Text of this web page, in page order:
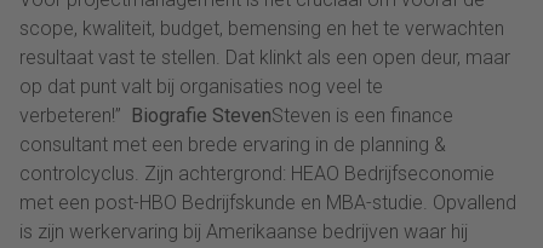
scope, kwaliteit, budget, bemensing en het te verwachten
resultaat vast te stellen. Dat klinkt als een open deur, maar
op dat punt valt bij organisaties nog veel te
verbeteren!”
Biografie StevenSteven is een finance
consultant met een brede ervaring in de planning &
controlcyclus. Zijn achtergrond: HEAO Bedrijfseconomie
met een post-HBO Bedrijfskunde en MBA-studie. Opvallend
is zijn werkervaring bij Amerikaanse bedrijven waar hij